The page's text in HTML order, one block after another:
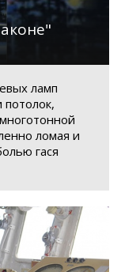
ламп
потолок,
ломая и
гася